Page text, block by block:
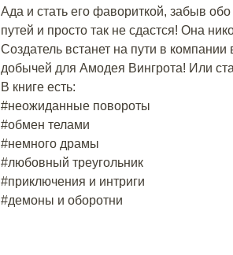
Ада и стать его фавориткой, забыв
путей и просто так не сдастся! Она
Создатель встанет на пути в
добычей для Амодея Вингрота! Или
В книге есть:
#неожиданные повороты
#обмен телами
#немного драмы
#любовный треугольник
#приключения и интриги
#демоны и оборотни